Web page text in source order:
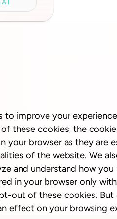
All
to improve your
these cookies, the
your browser as they are
of the website. We
and understand how
in your browser only
out of these cookies.
effect on your browsing